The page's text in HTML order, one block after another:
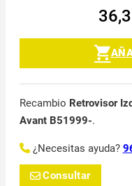
Recambio Retrovisor
Avant B51999-.
¿Necesitas ayuda?
Consultar